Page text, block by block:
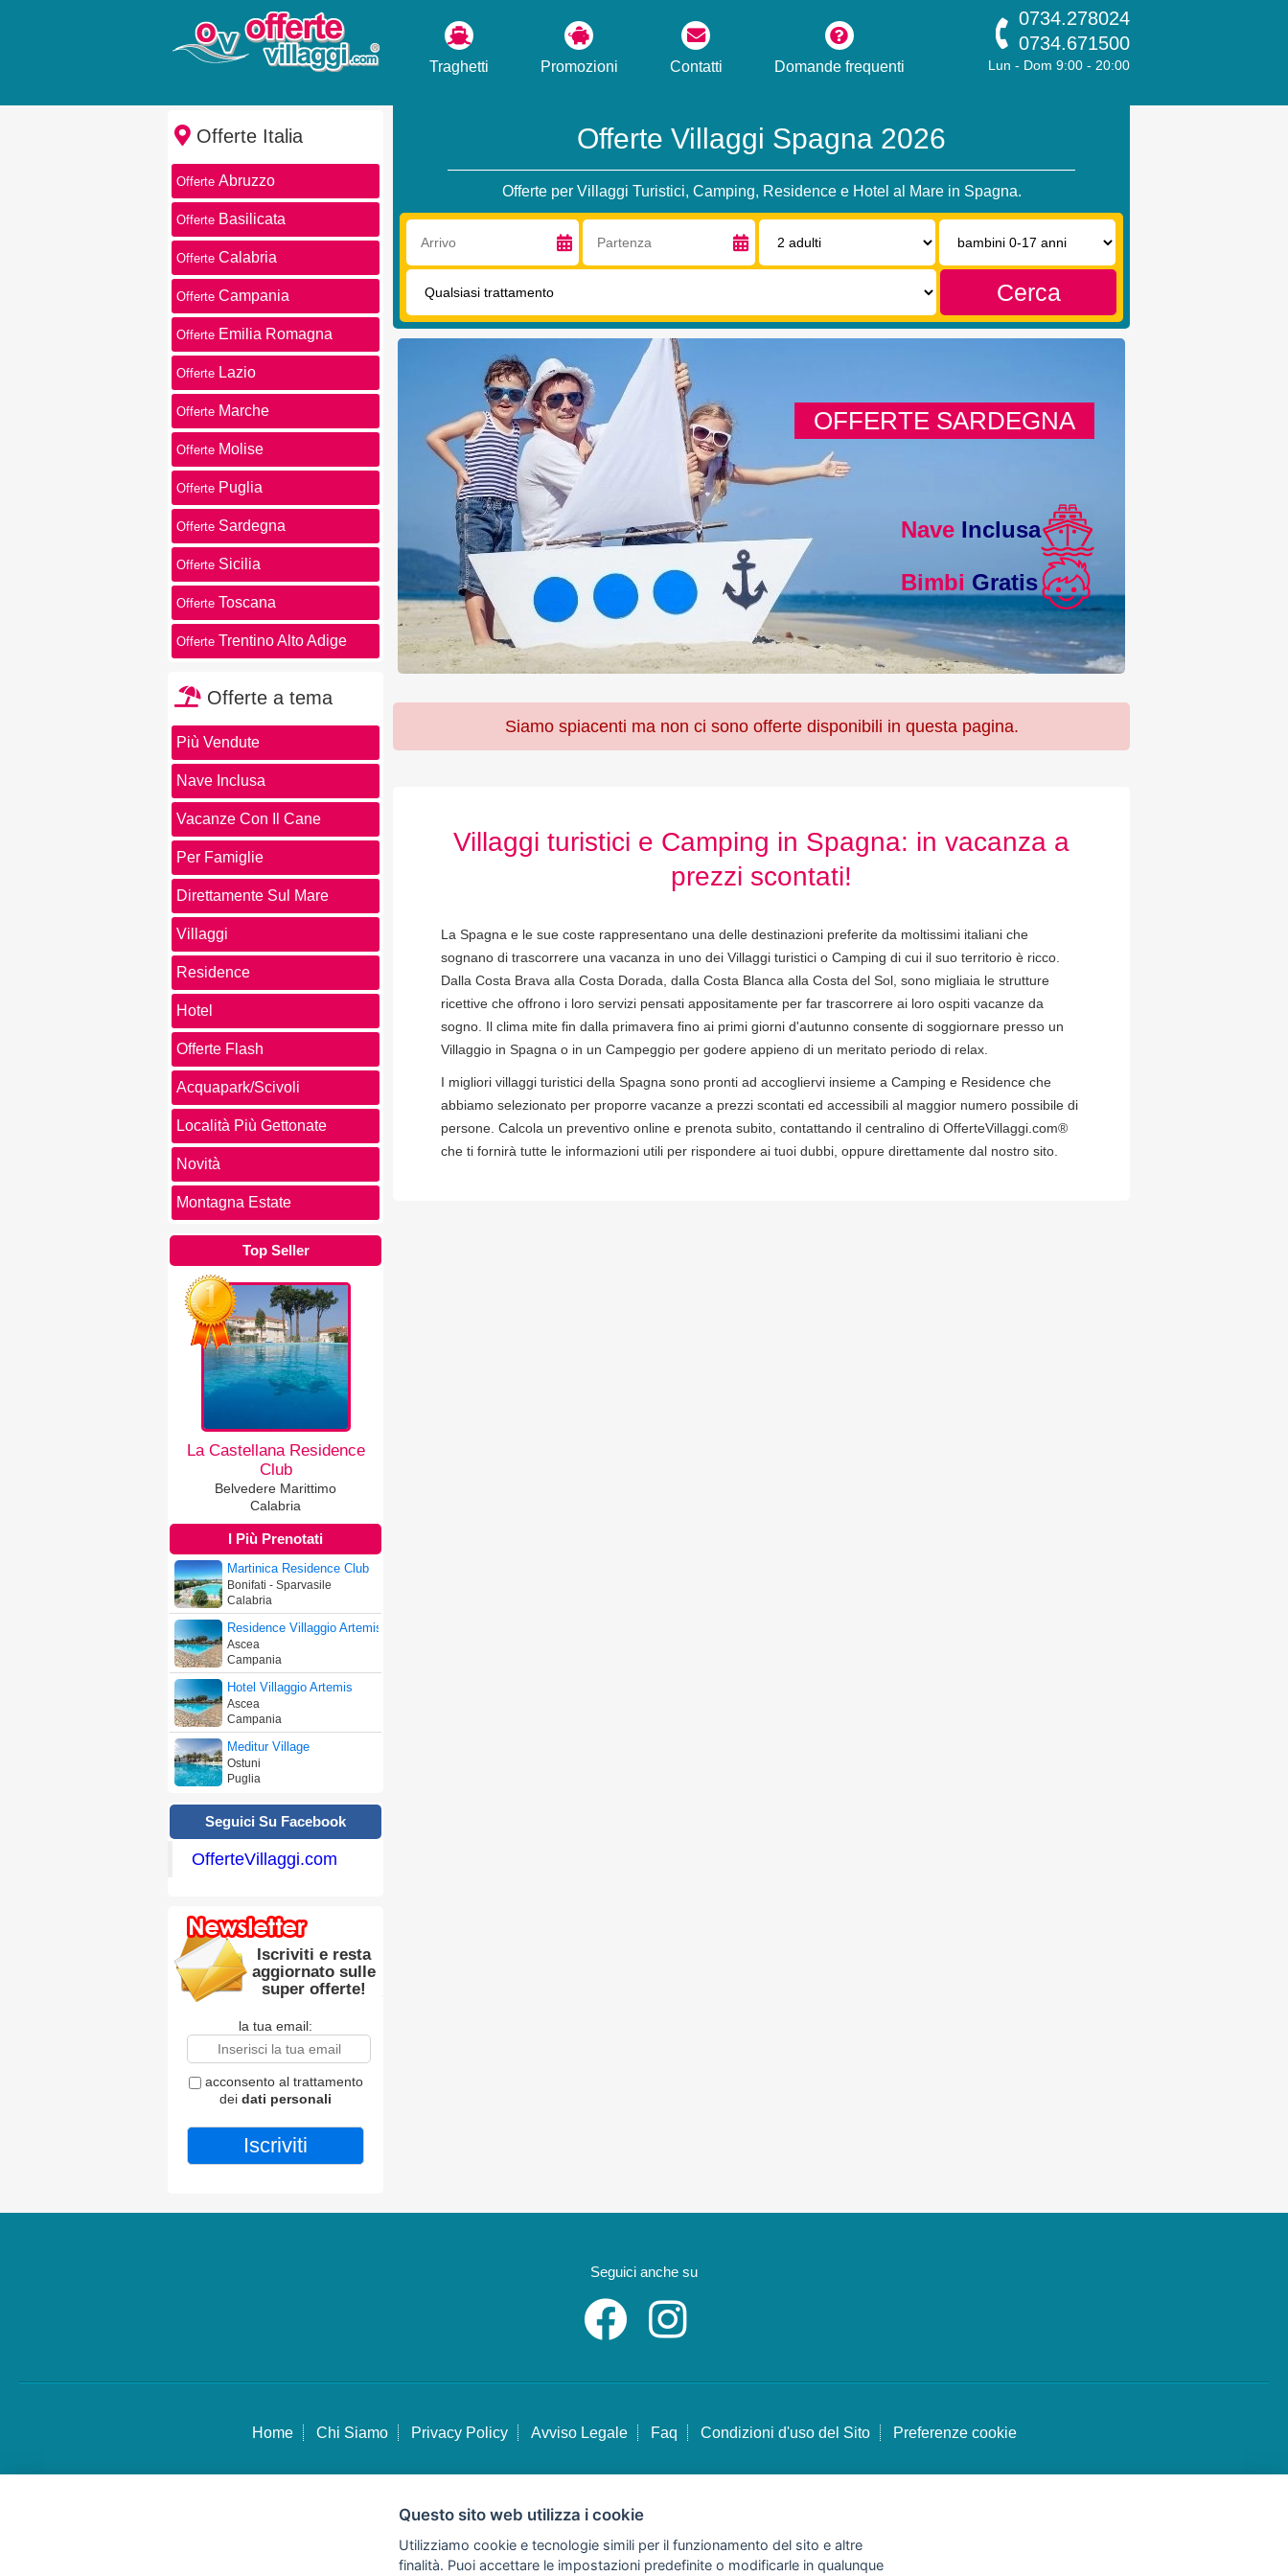
Traghetti Promozioni Contatti Domande frequenti
0734.278024
0734.671500
Lun - Dom 9:00 - 20:00
Offerte Italia
Offerte Abruzzo
Offerte Basilicata
Offerte Calabria
Offerte Campania
Offerte Emilia Romagna
Offerte Lazio
Offerte Marche
Offerte Molise
Offerte Puglia
Offerte Sardegna
Offerte Sicilia
Offerte Toscana
Offerte Trentino Alto Adige
Offerte a tema
Più Vendute
Nave Inclusa
Vacanze Con Il Cane
Per Famiglie
Direttamente Sul Mare
Villaggi
Residence
Hotel
Offerte Flash
Acquapark/Scivoli
Località Più Gettonate
Novità
Montagna Estate
Top Seller
La Castellana Residence
Club
Belvedere Marittimo
Calabria
I Più Prenotati
Martinica Residence Club
Bonifati - Sparvasile
Calabria
Residence Villaggio Artemis
Ascea
Campania
Hotel Villaggio Artemis
Ascea
Campania
Meditur Village
Ostuni
Puglia
Seguici Su Facebook
OfferteVillaggi.com
Iscriviti e resta
aggiornato sulle
super offerte!
la tua email:
acconsento al trattamento
dei dati personali
Offerte Villaggi Spagna 2026
Offerte per Villaggi Turistici, Camping, Residence e Hotel al Mare in Spagna.
Arrivo: Partenza: Adulti:
Bambini
17
Trattamento:
Cerca
OFFERTE SARDEGNA
Nave Inclusa
Bimbi Gratis
Siamo spiacenti ma non ci sono offerte disponibili in questa pagina.
Villaggi turistici e Camping in Spagna: in vacanza a
prezzi scontati!
La Spagna e le sue coste rappresentano una delle destinazioni preferite da moltissimi italiani che
sognano di trascorrere una vacanza in uno dei Villaggi turistici o Camping di cui il suo territorio è ricco.
Dalla Costa Brava alla Costa Dorada, dalla Costa Blanca alla Costa del Sol, sono migliaia le strutture
ricettive che offrono i loro servizi pensati appositamente per far trascorrere ai loro ospiti vacanze da
sogno. Il clima mite fin dalla primavera fino ai primi giorni d'autunno consente di soggiornare presso un
Villaggio in Spagna o in un Campeggio per godere appieno di un meritato periodo di relax.
I migliori villaggi turistici della Spagna sono pronti ad accogliervi insieme a Camping e Residence che
abbiamo selezionato per proporre vacanze a prezzi scontati ed accessibili al maggior numero possibile di
persone. Calcola un preventivo online e prenota subito, contattando il centralino di OfferteVillaggi.com®
che ti fornirà tutte le informazioni utili per rispondere ai tuoi dubbi, oppure direttamente dal nostro sito.
Seguici anche su
Home Chi Siamo Privacy Policy Avviso Legale Faq Condizioni d'uso del Sito Preferenze cookie
Hello Vacanze S.r.L.
Questo sito web utilizza i cookie
Utilizziamo cookie e tecnologie simili per il funzionamento del sito e altre
finalità. Puoi accettare le impostazioni predefinite o modificarle in qualunque